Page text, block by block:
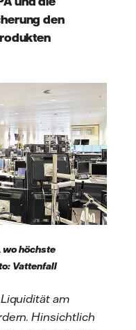
den
wo höchste
Vattenfall
am
Hinsichtlich